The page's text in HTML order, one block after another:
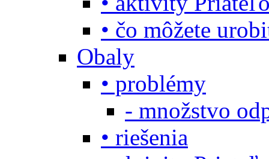
• čo môžete
Obaly
• problémy
- množstvo
• riešenia